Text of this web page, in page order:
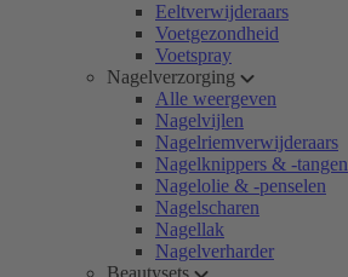
Eeltverwijderaars
Voetgezondheid
Voetspray
Nagelverzorging
Alle weergeven
Nagelvijlen
Nagelriemverwijderaars
Nagelknippers & -tangen
Nagelolie & -penselen
Nagelscharen
Nagellak
Nagelverharder
Beautysets